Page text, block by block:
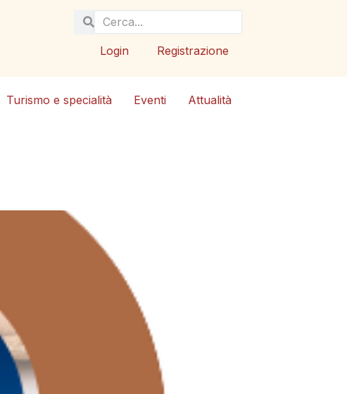
Login Registrazione
Turismo e specialità Eventi Attualità